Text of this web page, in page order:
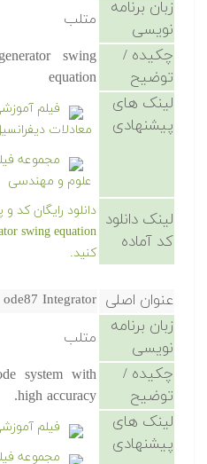
زبان برنامه
نویسی
متلب
چکیده /
توضیح
swing
equation
لینک های
پیشنهادی
فیلم
معادلات
مجموعه
علوم و مهندسی
لینک دانلود
کد آماده
کنید.
عنوان اصلی ode87 Integrator
زبان برنامه
نویسی
متلب
چکیده /
توضیح
system with
high accuracy.
لینک های
پیشنهادی
فیلم
مجموعه